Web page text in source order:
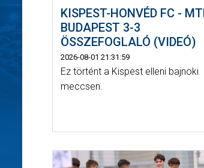
KISPEST-HONVÉD FC -
BUDAPEST 3-3
ÖSSZEFOGLALÓ (VIDEÓ)
2026-08-01 21:31:59
Ez történt a Kispest elleni bajnoki
meccsen.